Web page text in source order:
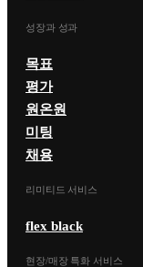
성장과 성과
목표
평가
원온원
미팅
채용
리미티드 서비스
flex black
현장/매장 특화 서비스